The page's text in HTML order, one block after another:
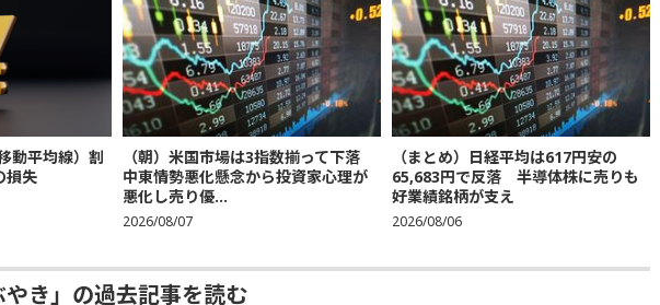
動平均線）割
損失
（朝）米国市場は3指数揃って下落
中東情勢悪化懸念から投資家心理が
悪化し売り優...
2026/08/07
（まとめ）日経平均は617円安の
65,683円で反落 半導体株に売りも
好業績銘柄が支え
2026/08/06
やき」の過去記事を読む